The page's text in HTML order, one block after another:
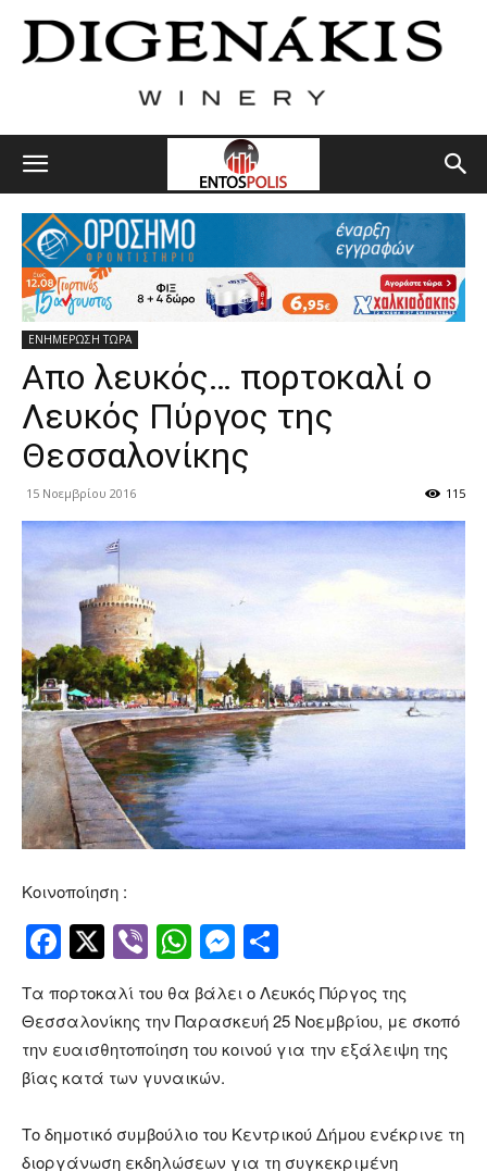
ΕΝΗΜΕΡΩΣΗ ΤΩΡΑ
Aπο λευκός… πορτοκαλί ο
Λευκός Πύργος της
Θεσσαλονίκης
15 Νοεμβρίου 2016 115
Κοινοποίηση :
Facebook
Twitter
ViberWhatsApp
Messenger
Τα πορτοκαλί του θα βάλει ο Λευκός Πύργος της
Θεσσαλονίκης την Παρασκευή 25 Νοεμβρίου, με σκοπό
την ευαισθητοποίηση του κοινού για την εξάλειψη της
βίας κατά των γυναικών.
Το δημοτικό συμβούλιο του Κεντρικού Δήμου ενέκρινε τη
διοργάνωση εκδηλώσεων για τη συγκεκριμένη